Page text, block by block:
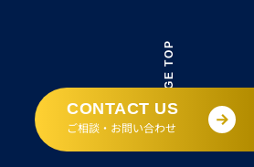
CONTACT US
ご相談・お問い合わせ
PAGE TOP